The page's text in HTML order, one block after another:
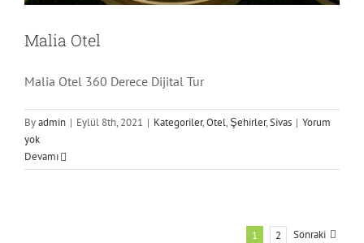
Malia Otel
Malia Otel 360 Derece Dijital Tur
Byadmin | Eylül 8th, 2021 | Kategoriler,Otel,Şehirler,Sivas | Yorum
yok
Devamı
1 2 Sonraki